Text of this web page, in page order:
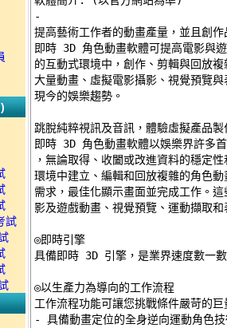
)
試
-
提高藝術工作者的動畫產量，並且
即時 3D 角色動畫軟體可提高電影與
的互動式環境中，創作、剪輯與回
大量動畫、虛擬電影攝影、視覺預覽
現今的娛樂趨勢。
跳脫純粹視訊及音訊，體驗虛擬產
即時 3D 角色動畫軟體以娛樂界許多
，無論取得、收闔或改進資料的穩定
環境中建立、編輯和回放複雜的角色
需求，最佳化顯示畫面並完成工作
影及遊戲動畫、視覺預覽、運動擷取
◎即時引擎
具備即時 3D 引擎，是業界速度數一
◎以生產力為導向的工作流程
工作流程功能可讓您挑戰條件嚴苛的
- 具備動畫定位的全身逆向運動角色